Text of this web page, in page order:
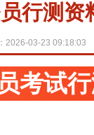
行测
2026-03-23 09:18:03
考试